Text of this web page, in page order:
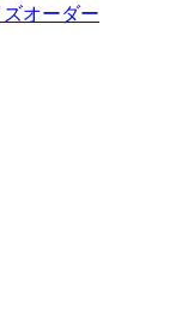
オーダー